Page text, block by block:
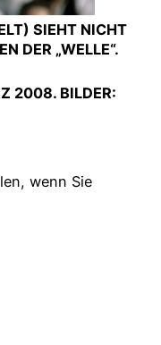
SIEHT NICHT
DER „WELLE“.
2008. BILDER:
wenn Sie